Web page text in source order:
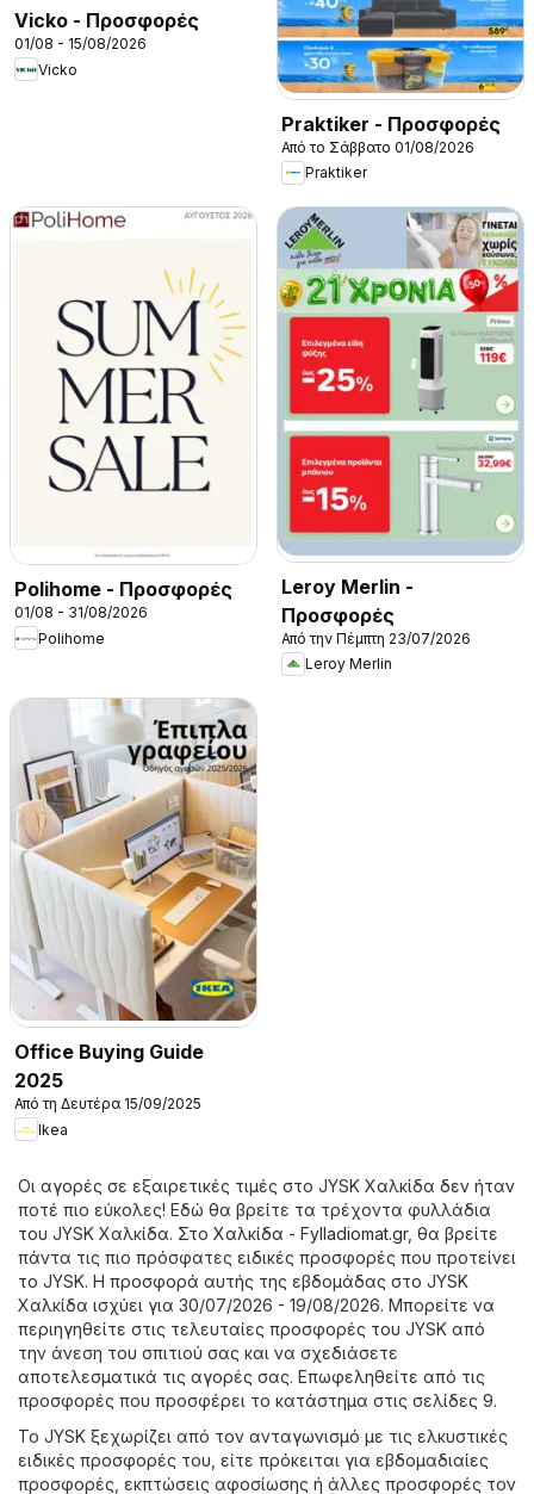
Vicko - Προσφορές
01/08 - 15/08/2026
Vicko
Praktiker - Προσφορές
Από το Σάββατο 01/08/2026
Praktiker
Polihome - Προσφορές
01/08 - 31/08/2026
Polihome
Leroy Merlin -
Προσφορές
Από την Πέμπτη 23/07/2026
Leroy Merlin
Office Buying Guide
2025
Από τη Δευτέρα 15/09/2025
Ikea
Οι αγορές σε εξαιρετικές τιμές στο JYSK Χαλκίδα δεν ήταν
ποτέ πιο εύκολες! Εδώ θα βρείτε τα τρέχοντα φυλλάδια
του JYSK Χαλκίδα. Στο Χαλκίδα - Fylladiomat.gr, θα βρείτε
πάντα τις πιο πρόσφατες ειδικές προσφορές που προτείνει
το JYSK. Η προσφορά αυτής της εβδομάδας στο JYSK
Χαλκίδα ισχύει για 30/07/2026 - 19/08/2026. Μπορείτε να
περιηγηθείτε στις τελευταίες προσφορές του JYSK από
την άνεση του σπιτιού σας και να σχεδιάσετε
αποτελεσματικά τις αγορές σας. Επωφεληθείτε από τις
προσφορές που προσφέρει το κατάστημα στις σελίδες 9.
Το JYSK ξεχωρίζει από τον ανταγωνισμό με τις ελκυστικές
ειδικές προσφορές του, είτε πρόκειται για εβδομαδιαίες
προσφορές, εκπτώσεις αφοσίωσης ή άλλες προσφορές τον